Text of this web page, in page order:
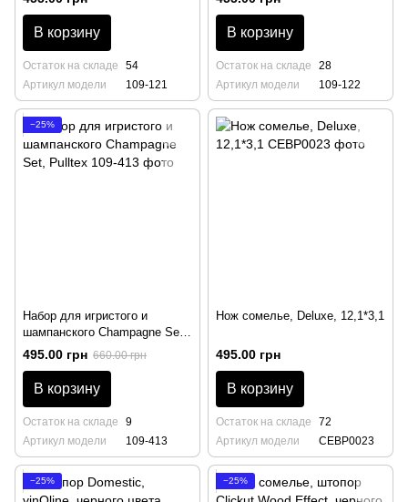
В корзину
Остаток на складе
54
Артикул модели
109-121
В корзину
Остаток на складе
28
Артикул модели
109-122
−25%
Набор для игристого и
шампанского Champagne Set,
Pulltex
495.00 грн 660.00 грн
В корзину
Остаток на складе
9
Артикул модели
109-413
Нож сомелье, Deluxe, 12,1*3,1
495.00 грн
В корзину
Остаток на складе
72
Артикул модели
CEBP0023
−25% −25%